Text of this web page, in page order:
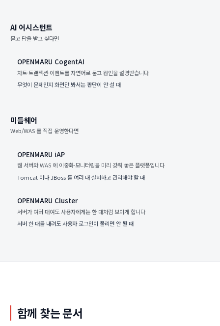
AI 어시스턴트
묻고 답을 받고 싶다면
OPENMARU CogentAI
차트·트랜잭션·이벤트를 자연어로 묻고 원인을 설명받습니다
무엇이 문제인지 화면만 봐서는 판단이 안 설 때
미들웨어
Web/WAS 를 직접 운영한다면
OPENMARU iAP
웹 서버와 WAS 에 이중화·모니터링을 미리 갖춰 놓은 플랫폼입니다
Tomcat 이나 JBoss 를 여러 대 설치하고 관리해야 할 때
OPENMARU Cluster
서버가 여러 대여도 사용자에게는 한 대처럼 보이게 합니다
서버 한 대를 내려도 사용자 로그인이 풀리면 안 될 때
함께 찾는 문서